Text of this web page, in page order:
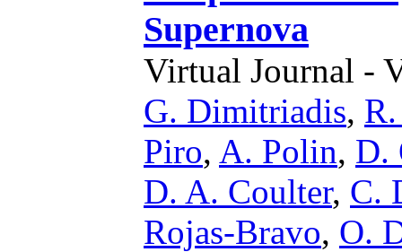
Supernova
Virtual Journal -
G. Dimitriadis,
Piro, A. Polin, D.
D. A. Coulter, C.
Rojas-Bravo, O.